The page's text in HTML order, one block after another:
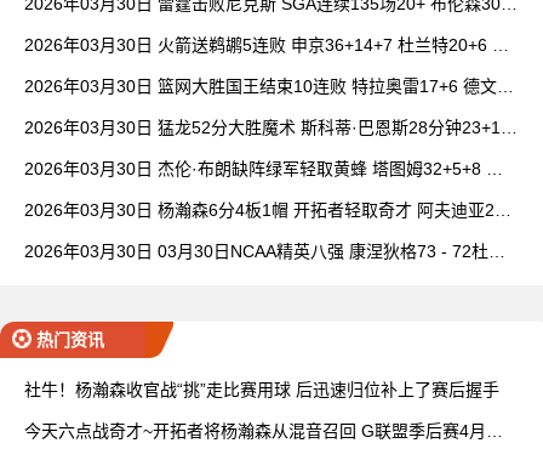
2026年03月30日 火箭送鹈鹕5连败 申京36+14+7 杜兰特20+6 锡
2026年03月30日 篮网大胜国王结束10连败 特拉奥雷17+6 德文·
2026年03月30日 猛龙52分大胜魔术 斯科蒂·巴恩斯28分钟23+15
2026年03月30日 杰伦·布朗缺阵绿军轻取黄蜂 塔图姆32+5+8 普
2026年03月30日 杨瀚森6分4板1帽 开拓者轻取奇才 阿夫迪亚20+
2026年03月30日 03月30日NCAA精英八强 康涅狄格73 - 72杜克
热门资讯
社牛！杨瀚森收官战“挑”走比赛用球 后迅速归位补上了赛后握手
今天六点战奇才~开拓者将杨瀚森从混音召回 G联盟季后赛4月开